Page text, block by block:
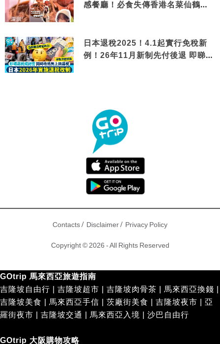
感餐廳！必食失傳香港名菜仙鶴神
日本退稅2025！4.1起實行免稅新
例！26年11月新制先付後退 即睇步
Contacts/ Disclaimer/ Privacy Policy
Copyright © 2026 - All Rights Reserved
GOtrip 馬來西亞旅遊指南
吉隆坡自由行
吉隆坡超市 吉隆坡肉骨茶 馬來西亞換錢
吉隆坡美食
馬來西亞手信 茨廠街美食 吉隆坡夜市
亞
羅街夜市
吉隆坡交通 馬來西亞入境 沙巴自由行
GOtrip 大阪購物攻略